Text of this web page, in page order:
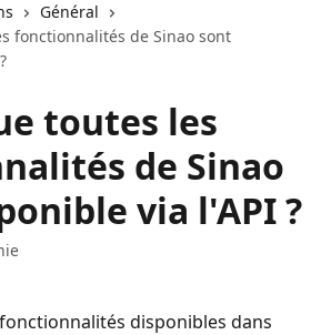
Général
fonctionnalités de Sinao sont
toutes les
de Sinao
via l'API ?
disponibles dans